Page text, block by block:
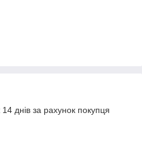
днів за рахунок покупця